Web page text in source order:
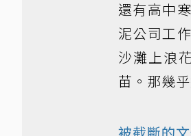
還有高中
泥公司工
沙灘上浪
苗。那幾